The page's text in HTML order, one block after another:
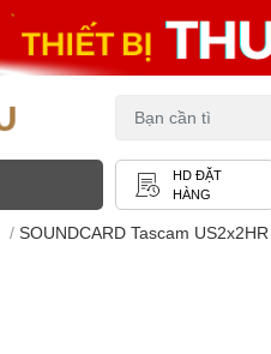
HD ĐẶT
HÀNG
/ SOUNDCARD Tascam US2x2HR